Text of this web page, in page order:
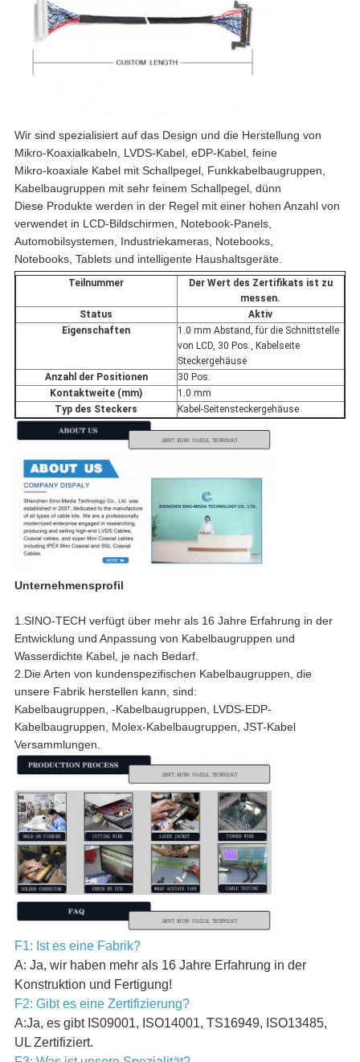
Wir sind spezialisiert auf das Design und die Herstellung von
Mikro-Koaxialkabeln, LVDS-Kabel, eDP-Kabel, feine
Mikro-koaxiale Kabel mit Schallpegel, Funkkabelbaugruppen,
Kabelbaugruppen mit sehr feinem Schallpegel, dünn
Diese Produkte werden in der Regel mit einer hohen Anzahl von
verwendet in LCD-Bildschirmen, Notebook-Panels,
Automobilsystemen, Industriekameras, Notebooks,
Notebooks, Tablets und intelligente Haushaltsgeräte.
Teilnummer
Der Wert des Zertifikats ist zu
messen.
Status
Aktiv
Eigenschaften
1.0 mm Abstand, für die Schnittstelle
von LCD, 30 Pos., Kabelseite
Steckergehäuse
Anzahl der Positionen
30 Pos.
Kontaktweite (mm)
1.0 mm
Typ des Steckers
Kabel-Seitensteckergehäuse
Unternehmensprofil
1.SINO-TECH verfügt über mehr als 16 Jahre Erfahrung in der
Entwicklung und Anpassung von Kabelbaugruppen und
Wasserdichte Kabel, je nach Bedarf.
2.Die Arten von kundenspezifischen Kabelbaugruppen, die
unsere Fabrik herstellen kann, sind:
Kabelbaugruppen, -Kabelbaugruppen, LVDS-EDP-
Kabelbaugruppen, Molex-Kabelbaugruppen, JST-Kabel
Versammlungen.
F1: Ist es eine Fabrik?
A: Ja, wir haben mehr als 16 Jahre Erfahrung in der
Konstruktion und Fertigung!
F2: Gibt es eine Zertifizierung?
A:Ja, es gibt IS09001, ISO14001, TS16949, ISO13485,
UL Zertifiziert.